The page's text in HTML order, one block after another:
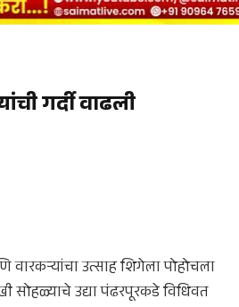
गर्दी वाढली
वारकऱ्यांचा उत्साह शिगेला पोहोचला
सोहळ्याचे उद्या पंढरपूरकडे विधिवत